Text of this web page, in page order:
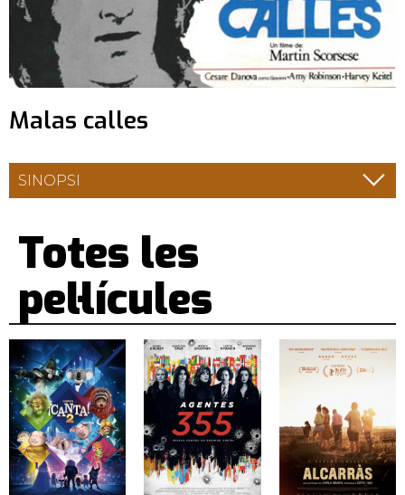
Malas calles
SINOPSI
Totes les
pel·lícules